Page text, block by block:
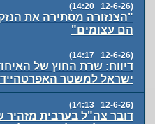
(12-6-26 14:20)
"הצנזורה מסתירה את
הם עצומים"
(12-6-26 14:17)
דיווח: שרת החוץ של
ישראל למשטר
(12-6-26 14:13)
דובר צה"ל בערבית מזהיר